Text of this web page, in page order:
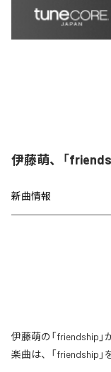
伊藤萌、「
新曲情報
伊藤萌の「friendship
楽曲は、「friendship」